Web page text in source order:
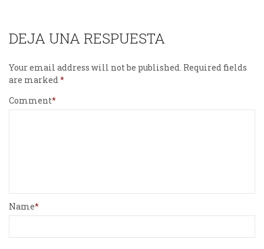
DEJA UNA RESPUESTA
Your email address will not be published. Required fields
are marked
Comment
Name